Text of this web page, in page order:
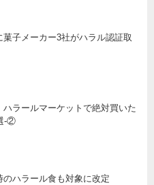
子メーカー3社がハラル認証取
ハラールマーケットで絶対買いた
-②
のハラール食も対象に改定